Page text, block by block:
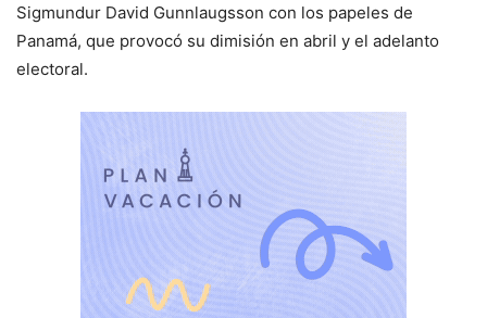
Sigmundur David Gunnlaugsson con los papeles de
Panamá, que provocó su dimisión en abril y el adelanto
electoral.